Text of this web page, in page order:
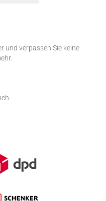
und verpassen Sie keine